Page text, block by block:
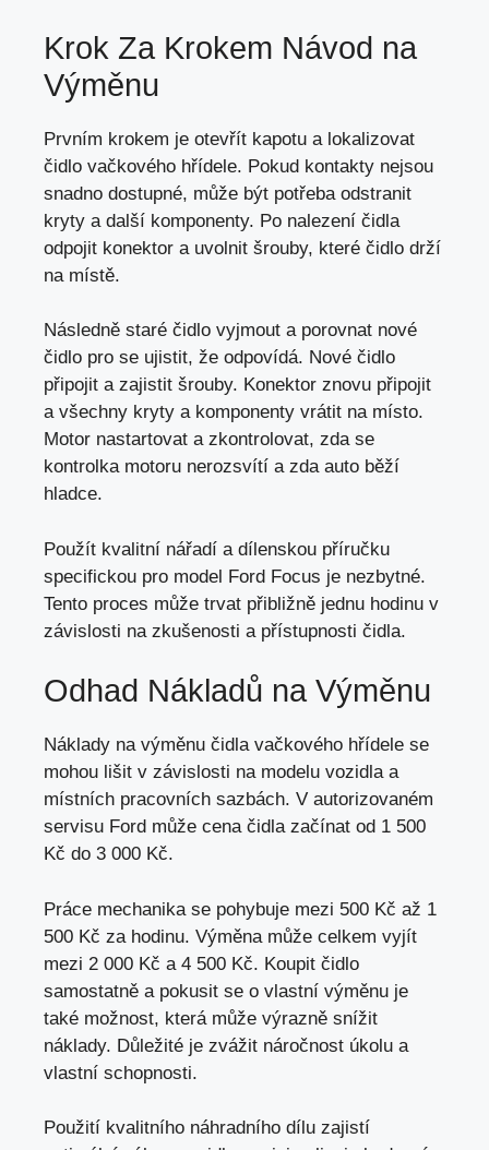
Krok Za Krokem Návod na
Výměnu
Prvním krokem je otevřít kapotu a lokalizovat
čidlo vačkového hřídele. Pokud kontakty nejsou
snadno dostupné, může být potřeba odstranit
kryty a další komponenty. Po nalezení čidla
odpojit konektor a uvolnit šrouby, které čidlo drží
na místě.
Následně staré čidlo vyjmout a porovnat nové
čidlo pro se ujistit, že odpovídá. Nové čidlo
připojit a zajistit šrouby. Konektor znovu připojit
a všechny kryty a komponenty vrátit na místo.
Motor nastartovat a zkontrolovat, zda se
kontrolka motoru nerozsvítí a zda auto běží
hladce.
Použít kvalitní nářadí a dílenskou příručku
specifickou pro model Ford Focus je nezbytné.
Tento proces může trvat přibližně jednu hodinu v
závislosti na zkušenosti a přístupnosti čidla.
Odhad Nákladů na Výměnu
Náklady na výměnu čidla vačkového hřídele se
mohou lišit v závislosti na modelu vozidlaa
místních pracovních sazbách. V autorizovaném
servisu Ford může cena čidla začínat od 1 500
Kč do 3 000 Kč.
Práce mechanika se pohybuje mezi 500 Kč až 1
500 Kč za hodinu. Výměna může celkem vyjít
mezi 2 000 Kč a 4 500 Kč. Koupit čidlo
samostatně a pokusit se o vlastní výměnu je
také možnost, která může výrazně snížit
náklady. Důležité je zvážit náročnost úkolu a
vlastní schopnosti.
Použití kvalitního náhradního dílu zajistí